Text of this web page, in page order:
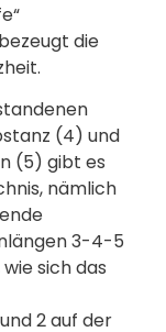
bezeugt die
(4) und
(5) gibt es
nämlich
3-4-5
sich das
2 auf der